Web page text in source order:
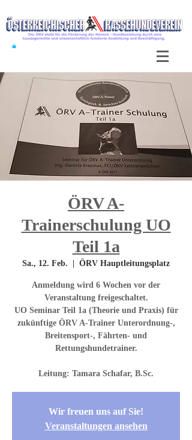
ÖRV A-
Trainerschulung UO
Teil 1a
Sa., 12. Feb. ÖRV Hauptleitungsplatz
Anmeldung wird 6 Wochen vor der
Veranstaltung freigeschaltet.
UO Seminar Teil 1a (Theorie und Praxis) für
zukünftige ÖRV A-Trainer Unterordnung-,
Breitensport-, Fährten- und
Rettungshundetrainer.
Wir freuen uns auf Sie!
Veranstaltungen ansehen